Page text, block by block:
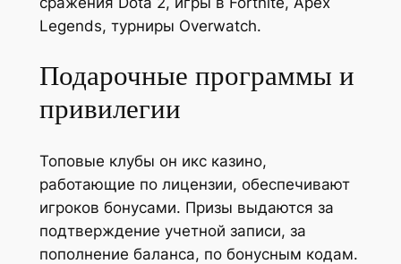
Legends, турниры Overwatch.
Подарочные программы и
привилегии
Топовые клубы он икс казино,
работающие по лицензии, обеспечивают
игроков бонусами. Призы выдаются за
подтверждение учетной записи, за
пополнение баланса, по бонусным кодам.